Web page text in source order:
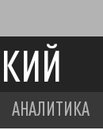
АНАЛИТИКА